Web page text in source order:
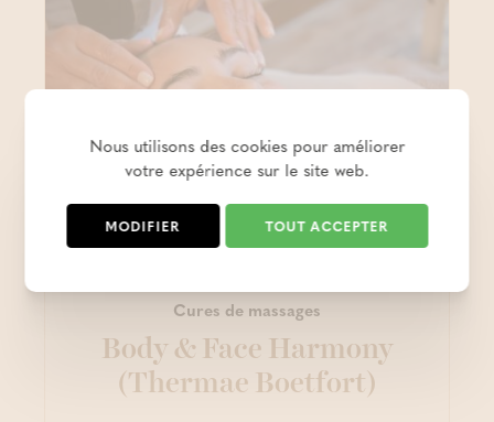
Cures de massages
Body & Face Harmony
(Thermae Boetfort)
Nous utilisons des cookies pour améliorer
votre expérience sur le site web.
MODIFIER TOUT ACCEPTER